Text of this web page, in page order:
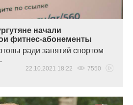
начали
фитнес-абонементы
ради занятий спортом
22.10.2021 18:22 7550